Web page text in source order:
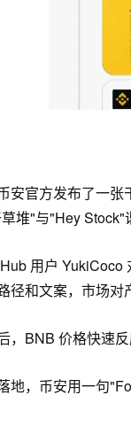
安官方发布了一张
堆"与"Hey Stock"
用户
径和文案，市场对
，BNB 价格快速反
地，币安用一句